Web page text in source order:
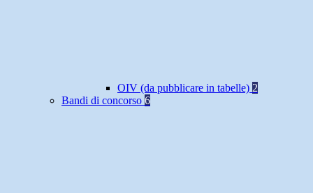
OIV (da pubblicare in tabelle) 2
Bandi di concorso 6